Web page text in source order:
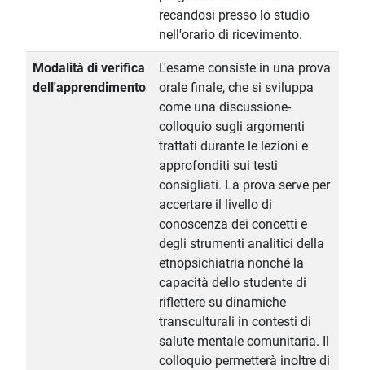
recandosi presso lo studio
nell'orario di ricevimento.
Modalità di verifica
dell'apprendimento
L'esame consiste in una prova
orale finale, che si sviluppa
come una discussione-
colloquio sugli argomenti
trattati durante le lezioni e
approfonditi sui testi
consigliati. La prova serve per
accertare il livello di
conoscenza dei concetti e
degli strumenti analitici della
etnopsichiatria nonché la
capacità dello studente di
riflettere su dinamiche
transculturali in contesti di
salute mentale comunitaria. Il
colloquio permetterà inoltre di